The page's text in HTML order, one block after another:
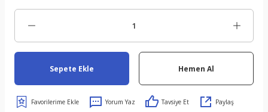
Sepete Ekle Hemen Al
Yorum Yaz Tavsiye Et Paylaş